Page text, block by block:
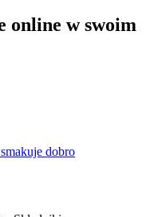
online w swoim
dobro